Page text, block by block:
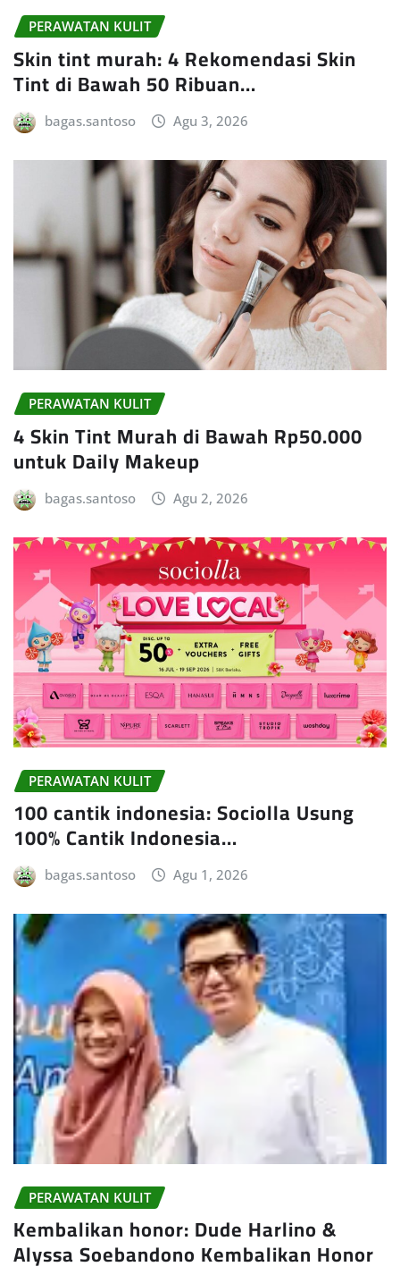
PERAWATAN KULIT
Skin tint murah: 4 Rekomendasi Skin
Tint di Bawah 50 Ribuan…
bagas.santoso Agu 3, 2026
PERAWATAN KULIT
4 Skin Tint Murah di Bawah Rp50.000
untuk Daily Makeup
bagas.santoso Agu 2, 2026
PERAWATAN KULIT
100 cantik indonesia: Sociolla Usung
100% Cantik Indonesia…
bagas.santoso Agu 1, 2026
PERAWATAN KULIT
Kembalikan honor: Dude Harlino &
Alyssa Soebandono Kembalikan Honor